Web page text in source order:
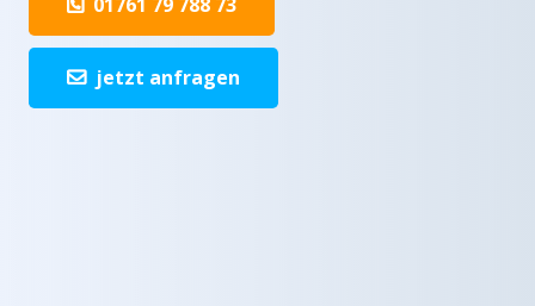
jetzt anfragen